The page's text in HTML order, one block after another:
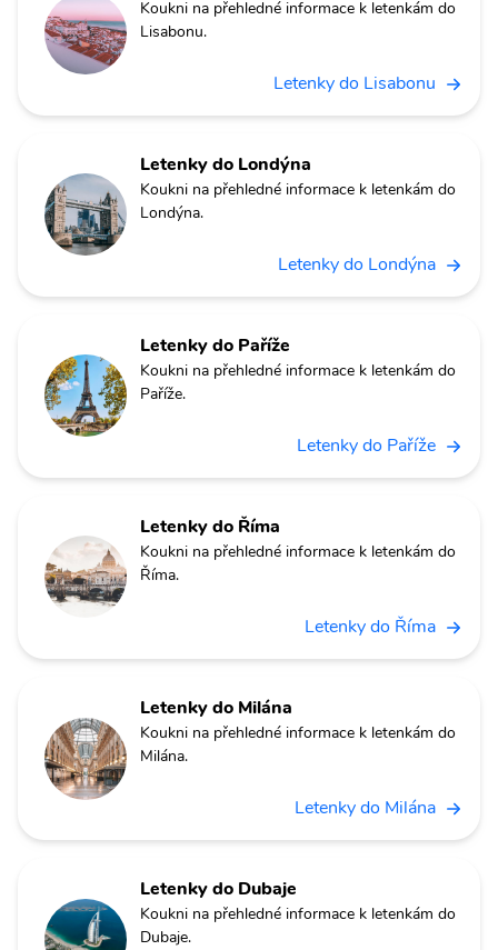
Koukni na přehledné informace k letenkám do
Lisabonu.
Letenky do Lisabonu
Letenky do Londýna
Koukni na přehledné informace k letenkám do
Londýna.
Letenky do Londýna
Letenky do Paříže
Koukni na přehledné informace k letenkám do
Paříže.
Letenky do Paříže
Letenky do Říma
Koukni na přehledné informace k letenkám do
Říma.
Letenky do Říma
Letenky do Milána
Koukni na přehledné informace k letenkám do
Milána.
Letenky do Milána
Letenky do Dubaje
Koukni na přehledné informace k letenkám do
Dubaje.